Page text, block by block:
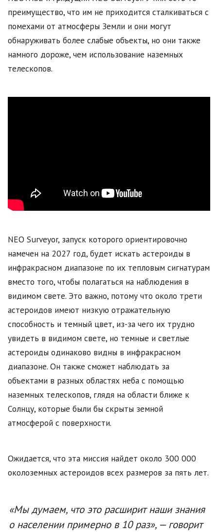
преимущество, что им не приходится сталкиваться с
помехами от атмосферы Земли и они могут
обнаруживать более слабые объекты, но они также
намного дороже, чем использование наземных
телескопов.
NEO Surveyor, запуск которого ориентировочно
намечен на 2027 год, будет искать астероиды в
инфракрасном диапазоне по их тепловым сигнатурам
вместо того, чтобы полагаться на наблюдения в
видимом свете. Это важно, потому что около трети
астероидов имеют низкую отражательную
способность и темный цвет, из-за чего их трудно
увидеть в видимом свете, но темные и светлые
астероиды одинаково видны в инфракрасном
диапазоне. Он также сможет наблюдать за
объектами в разных областях неба с помощью
наземных телескопов, глядя на области ближе к
Солнцу, которые были бы скрыты земной
атмосферой с поверхности.
Ожидается, что эта миссия найдет около 300 000
околоземных астероидов всех размеров за пять лет.
«Мы думаем, что это расширит наши знания
о населении примерно в 10 раз», — говорит